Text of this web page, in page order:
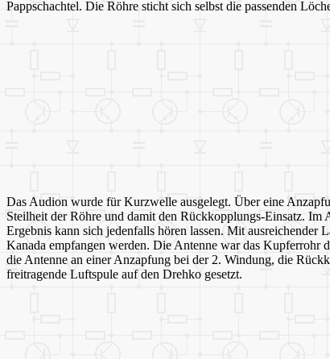
Pappschachtel. Die Röhre sticht sich selbst die passenden
Das Audion wurde für Kurzwelle ausgelegt. Über eine
Steilheit der Röhre und damit den Rückkopplungs-Einsatz. Im
Ergebnis kann sich jedenfalls hören lassen. Mit ausreichender
Kanada empfangen werden. Die Antenne war das Kupferrohr
die Antenne an einer Anzapfung bei der 2. Windung, die
freitragende Luftspule auf den Drehko gesetzt.